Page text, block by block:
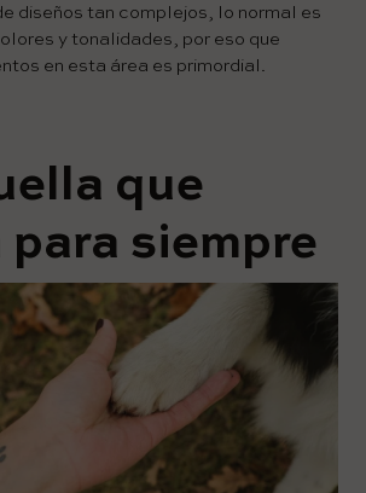
diseños tan complejos, lo normal es
y tonalidades, por eso que
en esta área es primordial.
que
para siempre